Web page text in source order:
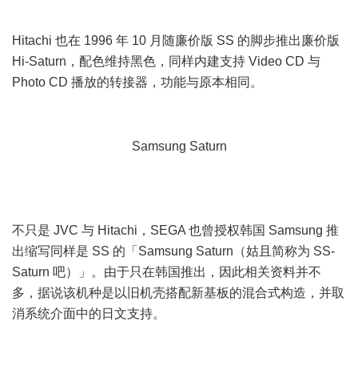
Hitachi 也在 1996 年 10 月随廉价版 SS 的脚步推出廉价版
Hi-Saturn，配色维持黑色，同样内建支持 Video CD 与
Photo CD 播放的转接器，功能与原本相同。
Samsung Saturn
不只是 JVC 与 Hitachi，SEGA 也曾授权韩国 Samsung 推
出缩写同样是 SS 的「Samsung Saturn（姑且简称为 SS-
Saturn 吧）」。由于只在韩国推出，因此相关资料并不
多，据说该机种是以旧机壳搭配新基板的混合式构造，并取
消系统介面中的日文支持。